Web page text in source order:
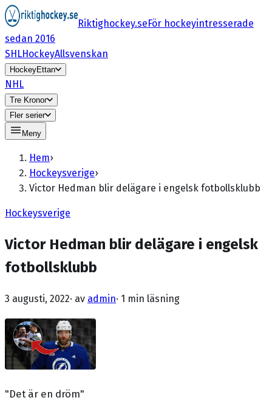
Riktighockey.seFör hockeyintresserade
sedan 2016
SHLHockeyAllsvenskan
HockeyEttan
NHL
Tre Kronor
Fler serier
Meny
Hem›
Hockeysverige›
Victor Hedman blir delägare i engelsk fotbollsklubb
Hockeysverige
Victor Hedman blir delägare i engelsk
fotbollsklubb
3 augusti, 2022· av admin· 1 min läsning
"Det är en dröm"